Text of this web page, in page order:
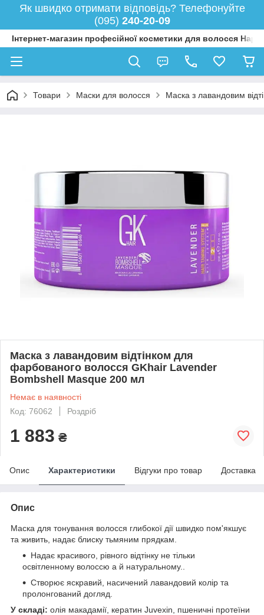
Як швидко отримати відповідь? Телефонуйте
(095) 240-20-09
Інтернет-магазин професійної косметики для волосся
Товари Маски для волосся Маска з лавандовим
Маска з лавандовим відтінком для
фарбованого волосся GKhair Lavender
Bombshell Masque 200 мл
Немає в наявності
Код: 76062
Роздріб
1 883 ₴
Опис Характеристики Відгуки про товар Доставка
Опис
Маска для тонування волосся глибокої дії швидко пом'якшує
та живить, надає блиску тьмяним прядкам.
Надає красивого, рівного відтінку не тільки
освітленному волоссю а й натуральному..
Створює яскравий, насичений лавандовий колір та
пролонгований догляд.
У складі: олія макадамії, кератин Juvexin, пшеничні прoтeїни